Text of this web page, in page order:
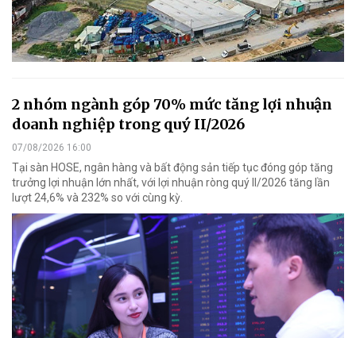
2 nhóm ngành góp 70% mức tăng lợi nhuận
doanh nghiệp trong quý II/2026
07/08/2026 16:00
Tại sàn HOSE, ngân hàng và bất động sản tiếp tục đóng góp tăng
trưởng lợi nhuận lớn nhất, với lợi nhuận ròng quý II/2026 tăng lần
lượt 24,6% và 232% so với cùng kỳ.